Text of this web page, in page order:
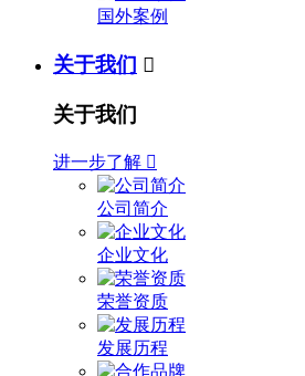
国外案例
关于我们 
关于我们
进一步了解 
公司简介
企业文化
荣誉资质
发展历程